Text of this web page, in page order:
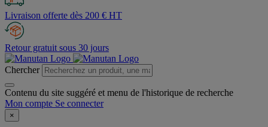
Livraison offerte dès 200 € HT
Retour gratuit sous 30 jours
Chercher
Contenu du site suggéré et menu de l'historique de recherche
Mon compte Se connecter
×